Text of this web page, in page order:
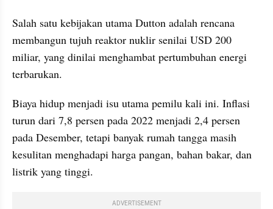
Salah satu kebijakan utama Dutton adalah rencana
membangun tujuh reaktor nuklir senilai USD 200
miliar, yang dinilai menghambat pertumbuhan energi
terbarukan.
Biaya hidup menjadi isu utama pemilu kali ini. Inflasi
turun dari 7,8 persen pada 2022 menjadi 2,4 persen
pada Desember, tetapi banyak rumah tangga masih
kesulitan menghadapi harga pangan, bahan bakar, dan
listrik yang tinggi.
ADVERTISEMENT